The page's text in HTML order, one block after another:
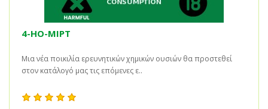
4-HO-MIPT
Μια νέα ποικιλία ερευνητικών χημικών ουσιών θα προστεθεί
στον κατάλογό μας τις επόμενες ε..